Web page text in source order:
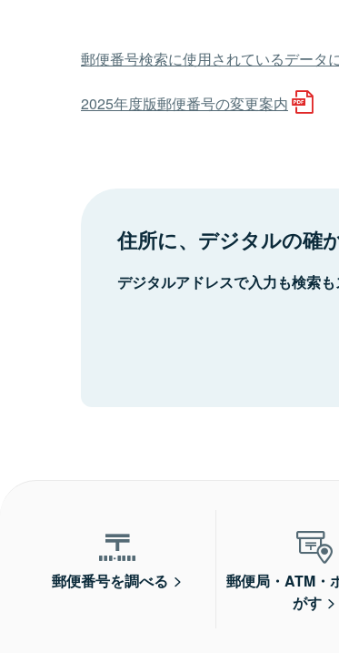
郵便番号検索に使用されているデータ
2025年度版郵便番号の変更案内
住所に、デジタルの確
デジタルアドレスで入力も検索も
郵便番号を調べる
郵便局・ATM・
がす